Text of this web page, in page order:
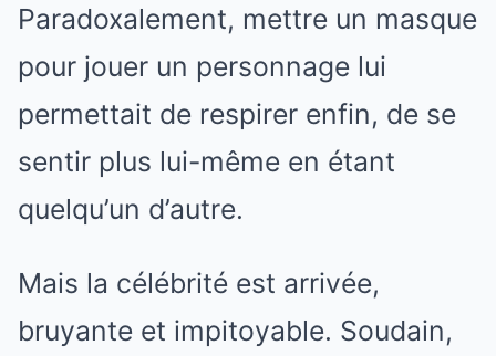
Paradoxalement, mettre un masque
pour jouer un personnage lui
permettait de respirer enfin, de se
sentir plus lui-même en étant
quelqu’un d’autre.
Mais la célébrité est arrivée,
bruyante et impitoyable. Soudain,